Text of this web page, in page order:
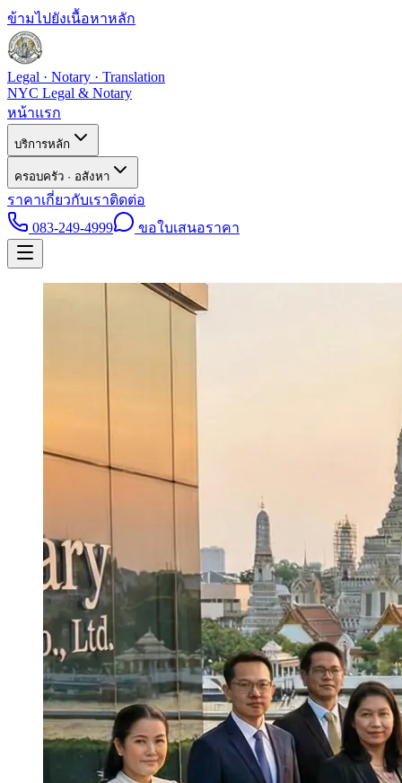
ข้ามไปยังเนื้อหาหลัก
Legal · Notary · Translation
NYC Legal & Notary
หน้าแรก
บริการหลัก
ครอบครัว · อสังหา
ราคาเกี่ยวกับเราติดต่อ
083-249-4999
ขอใบเสนอราคา